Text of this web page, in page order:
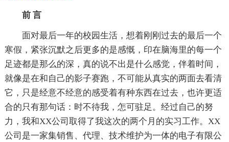
前 言
面对最后一年的校园生活，想着刚刚过去的最后一个
寒假，紧张沉默之后更多的是感慨，印在脑海里的每一个
足迹都是那么的深，真的说不出是什么感觉，伴着时间，
就像是在和自己的影子赛跑，不可能从真实的两面去看清
它，只是经意不经意的感受着有种东西在过去，也许更适
合的只有那句话：时不待我，怎可驻足。经过自己的努
力，我和XX公司取得了我这次的两个月的实习工作。XX
公司是一家集销售、代理、技术维护为一体的电子有限公